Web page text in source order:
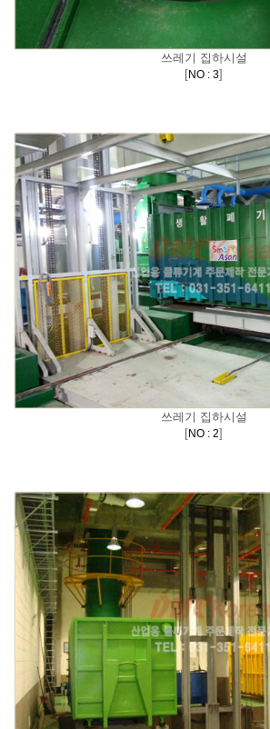
쓰레기 집하시설
[NO : 3]
쓰레기 집하시설
[NO : 2]